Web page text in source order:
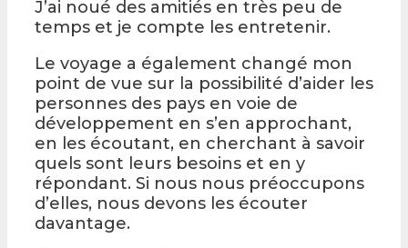
J’ai noué des amitiés en très peu de
temps et je compte les entretenir.
Le voyage a également changé mon
point de vue sur la possibilité d’aider les
personnes des pays en voie de
développement en s’en approchant,
en les écoutant, en cherchant à savoir
quels sont leurs besoins et en y
répondant. Si nous nous préoccupons
d’elles, nous devons les écouter
davantage.